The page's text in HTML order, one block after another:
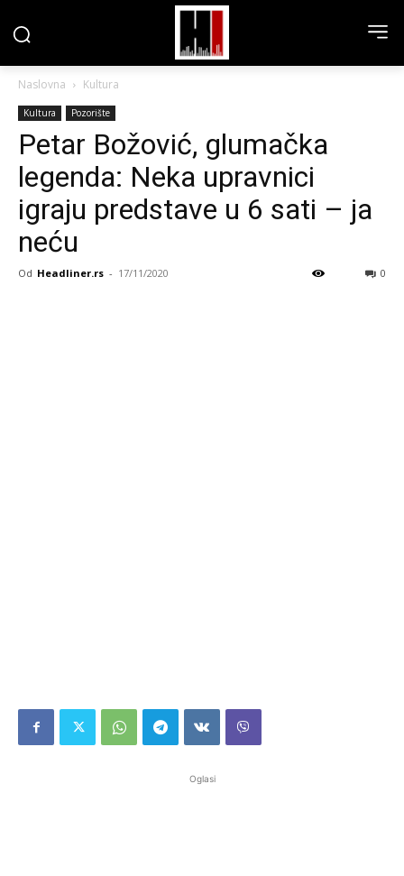
Naslovna Kultura
Kultura Pozorište
Petar Božović, glumačka
legenda: Neka upravnici
igraju predstave u 6 sati – ja
neću
Od Headliner.rs - 17/11/2020 0
Oglasi